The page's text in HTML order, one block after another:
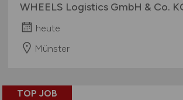
WHEELS Logistics GmbH & Co.
heute
Münster
TOP JOB